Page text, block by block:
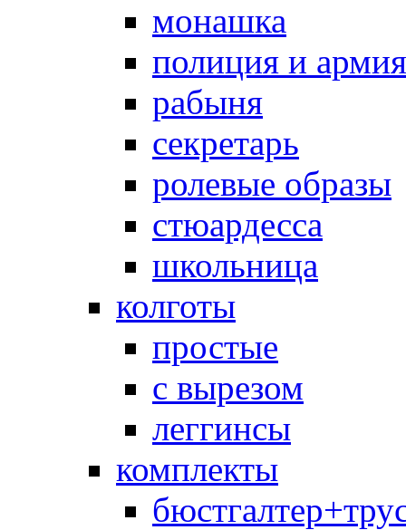
монашка
полиция и армия
рабыня
секретарь
ролевые образы
стюардесса
школьница
колготы
простые
с вырезом
леггинсы
комплекты